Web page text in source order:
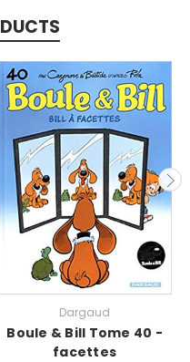
Dargaud
Boule & Bill Tome 40 -
facettes